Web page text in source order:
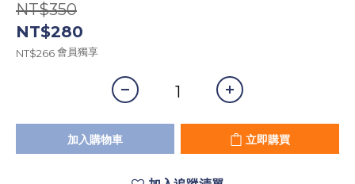
NT$350
NT$280
NT$266會員獨享
加入購物車 立即購買